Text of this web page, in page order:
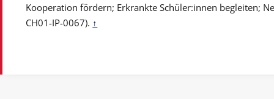
Kooperation fördern; Erkrankte Schüler:innen begleiten;
CH01-IP-0067). ↑